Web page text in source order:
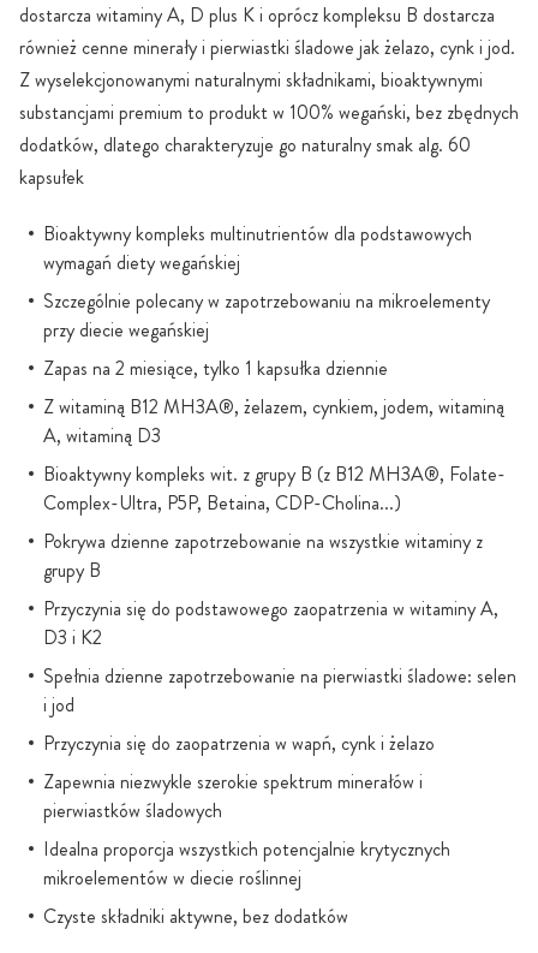
dostarcza witaminy A, D plus K i oprócz kompleksu B dostarcza
również cenne minerały i pierwiastki śladowe jak żelazo, cynk i jod.
Z wyselekcjonowanymi naturalnymi składnikami, bioaktywnymi
substancjami premium to produkt w 100% wegański, bez zbędnych
dodatków, dlatego charakteryzuje go naturalny smak alg. 60
kapsułek
Bioaktywny kompleks multinutrientów dla podstawowych
wymagań diety wegańskiej
Szczególnie polecany w zapotrzebowaniu na mikroelementy
przy diecie wegańskiej
Zapas na 2 miesiące, tylko 1 kapsułka dziennie
Z witaminą B12 MH3A®, żelazem, cynkiem, jodem, witaminą
A, witaminą D3
Bioaktywny kompleks wit. z grupy B (z B12 MH3A®, Folate-
Complex-Ultra, P5P, Betaina, CDP-Cholina...)
Pokrywa dzienne zapotrzebowanie na wszystkie witaminy z
grupy B
Przyczynia się do podstawowego zaopatrzenia w witaminy A,
D3 i K2
Spełnia dzienne zapotrzebowanie na pierwiastki śladowe: selen
i jod
Przyczynia się do zaopatrzenia w wapń, cynk i żelazo
Zapewnia niezwykle szerokie spektrum minerałów i
pierwiastków śladowych
Idealna proporcja wszystkich potencjalnie krytycznych
mikroelementów w diecie roślinnej
Czyste składniki aktywne, bez dodatków